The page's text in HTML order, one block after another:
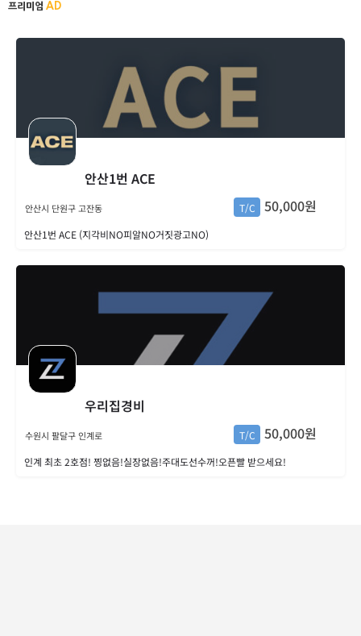
프리미엄 AD
안산1번 ACE
T/C 50,000원
안산시 단원구 고잔동
안산1번 ACE (지각비NO피알NO거짓광고NO)
우리집경비
T/C 50,000원
수원시 팔달구 인계로
인계 최초 2호점! 찡없음!실장없음!주대도선수꺼!오픈빨 받으세요!